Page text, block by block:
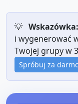
💡 Wskazówka:
i wygenerować
Twojej grupy w
Spróbuj za